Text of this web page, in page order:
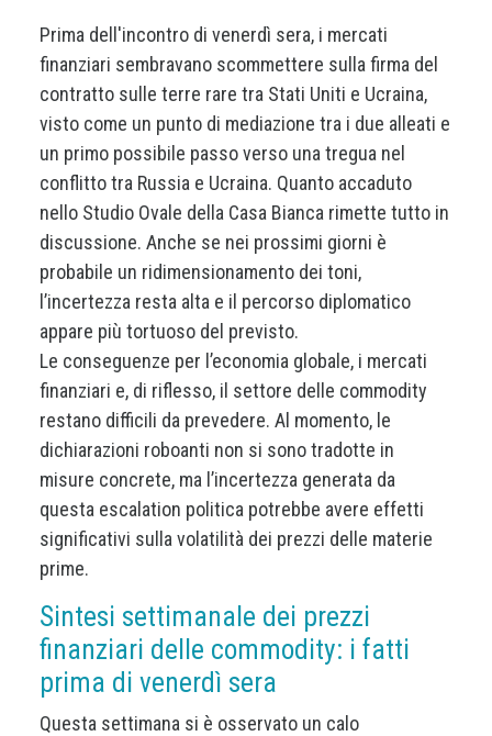
Prima dell'incontro di venerdì sera, i mercati
finanziari sembravano scommettere sulla firma del
contratto sulle terre rare tra Stati Uniti e Ucraina,
visto come un punto di mediazione tra i due alleati e
un primo possibile passo verso una tregua nel
conflitto tra Russia e Ucraina. Quanto accaduto
nello Studio Ovale della Casa Bianca rimette tutto in
discussione. Anche se nei prossimi giorni è
probabile un ridimensionamento dei toni,
l’incertezza resta alta e il percorso diplomatico
appare più tortuoso del previsto.
Le conseguenze per l’economia globale, i mercati
finanziari e, di riflesso, il settore delle commodity
restano difficili da prevedere. Al momento, le
dichiarazioni roboanti non si sono tradotte in
misure concrete, ma l’incertezza generata da
questa escalation politica potrebbe avere effetti
significativi sulla volatilità dei prezzi delle materie
prime.
Sintesi settimanale dei prezzi
finanziari delle commodity: i fatti
prima di venerdì sera
Questa settimana si è osservato un calo